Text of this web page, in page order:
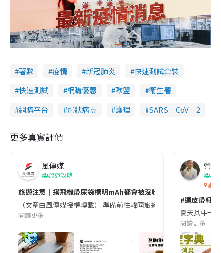
著數 疫情 新冠肺炎
快速測試套裝
快速測試
網購優惠 歐盟
衞生署
網購平台
冠狀病毒 護理 SARS－CoV－2
更多真實評價
風傳媒
旅遊攻略
旅遊注意｜搭飛機帶尿袋標明mAh都會被沒收😱出發前切記檢查
（文章由風傳媒授權轉載） 準備前往韓國旅遊的民眾，近期要
閱讀更多
營養
香港
#連皮帶籽
夏天其中一
閱讀更多